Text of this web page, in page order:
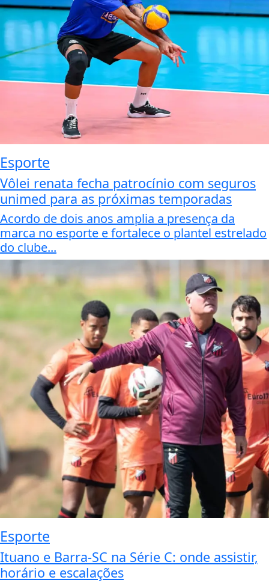
Esporte
Vôlei renata fecha patrocínio com seguros
unimed para as próximas temporadas
Acordo de dois anos amplia a presença da
marca no esporte e fortalece o plantel estrelado
do clube...
Esporte
Ituano e Barra-SC na Série C: onde assistir,
horário e escalações